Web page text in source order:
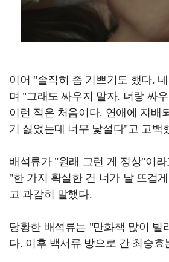
이어 "솔직히 좀 기쁘기도 했다.
며 "그래도 싸우지 말자. 너랑 싸
이런 적은 처음이다. 연애에 지배
기 싫었는데 너무 낯설다"고 고백
배석류가 "원래 그런 게 정상"이
"한 가지 확실한 건 너가 날 뜨겁
고 과감히 말했다.
당황한 배석류는 "만화책 많이 빌
다. 이후 백서류 방으로 간 최승효